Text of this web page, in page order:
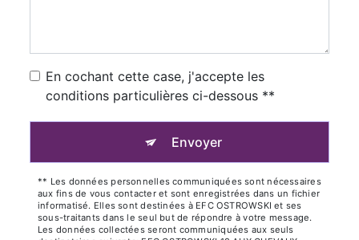
En cochant cette case, j'accepte les
conditions particulières ci-dessous **
Envoyer
** Les données personnelles communiquées sont nécessaires
aux fins de vous contacter et sont enregistrées dans un fichier
informatisé. Elles sont destinées à EFC OSTROWSKI et ses
sous-traitants dans le seul but de répondre à votre message.
Les données collectées seront communiquées aux seuls